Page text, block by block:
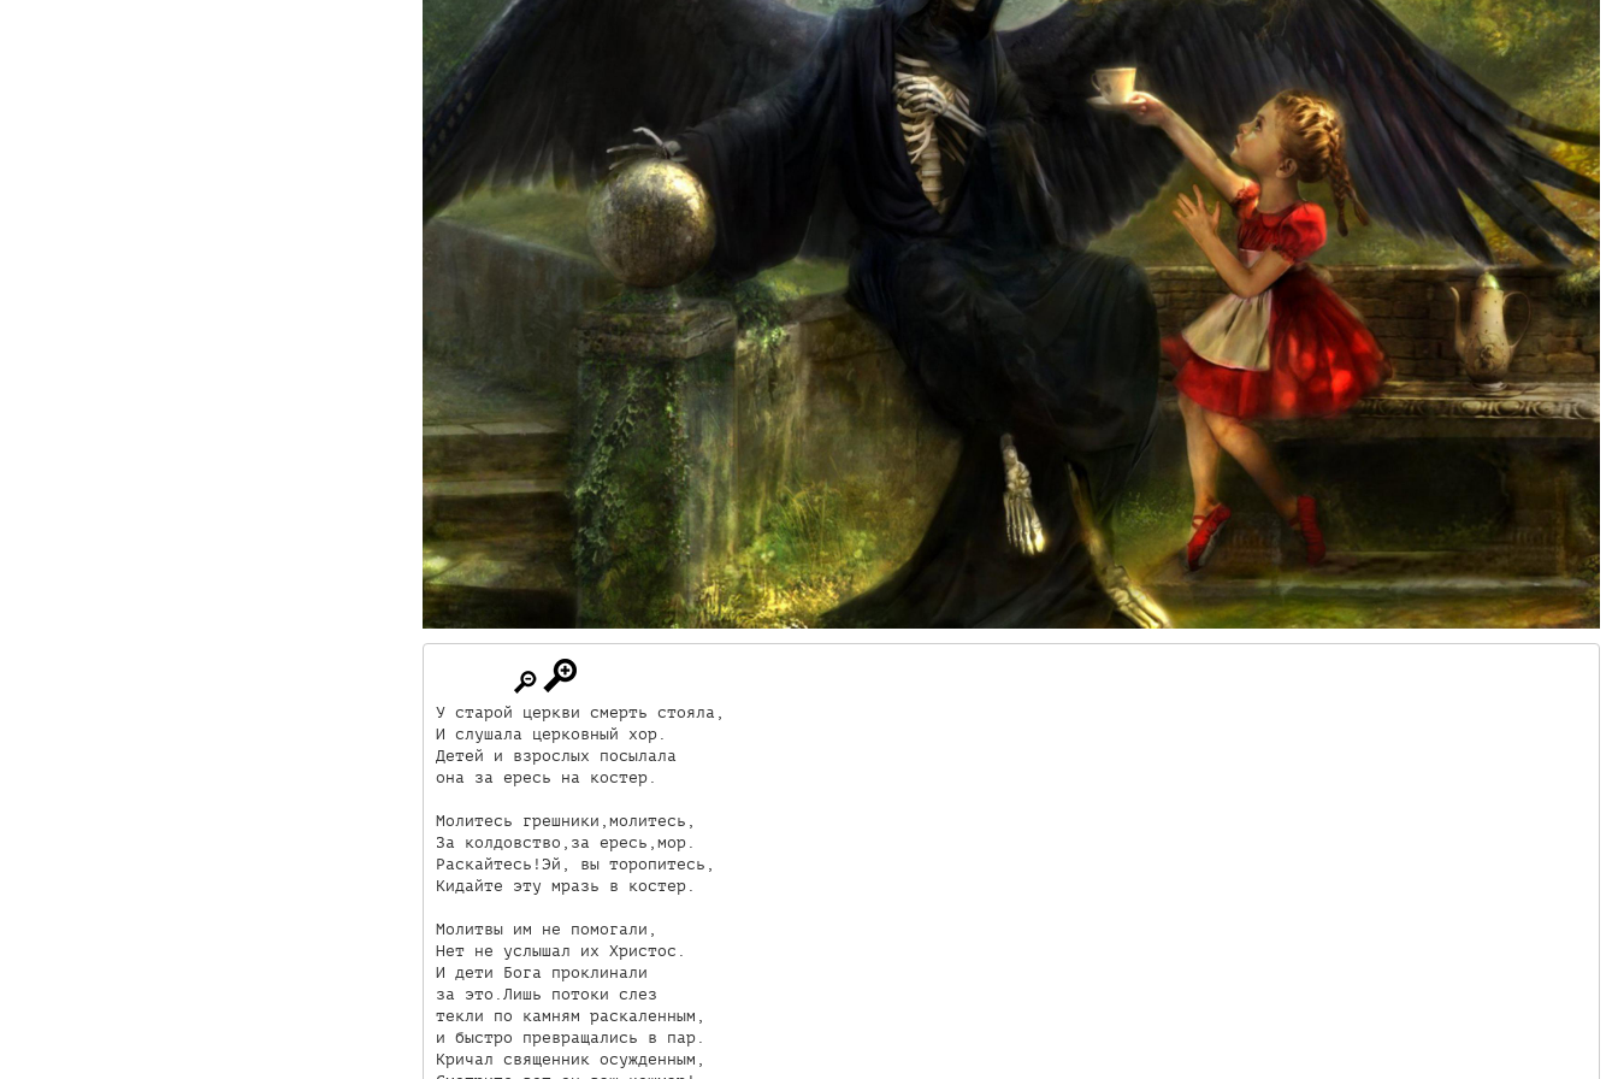
У старой церкви смерть стояла,
И слушала церковный хор.
Детей и взрослых посылала
она за ересь на костер.
Молитесь грешники,молитесь,
За колдовство,за ересь,мор.
Раскайтесь!Эй, вы торопитесь,
Кидайте эту мразь в костер.
Молитвы им не помогали,
Нет не услышал их Христос.
И дети Бога проклинали
за это.Лишь потоки слез
текли по камням раскаленным,
и быстро превращались в пар.
Кричал священник осужденным,